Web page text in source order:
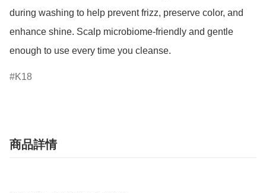
during washing to help prevent frizz, preserve color, and
enhance shine. Scalp microbiome-friendly and gentle
enough to use every time you cleanse.
K18
商品詳情